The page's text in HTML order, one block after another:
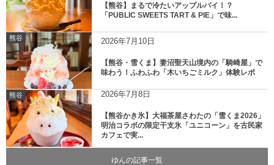
【熊谷】まるで冷たいアップルパイ！？
「PUBLIC SWEETS TART & PIE」で味...
熊谷 2026年7月10日
【熊谷・雪くま】妻沼聖天山境内の「騎崎屋」で
味わう！ふわふわ「木いちごミルク」体験レポ
熊谷 2026年7月8日
【熊谷かき氷】大福茶屋さわたの「雪くま2026」
明治コラボの限定干支氷「ユニコーン」を古民家
カフェで実...
ゆんの記事一覧